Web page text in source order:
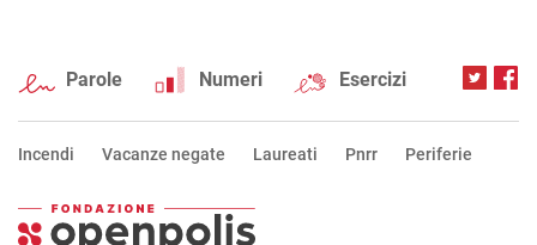
Parole Numeri Esercizi
Incendi Vacanze negate Laureati Pnrr Periferie